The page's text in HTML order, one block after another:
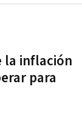
la inflación
para